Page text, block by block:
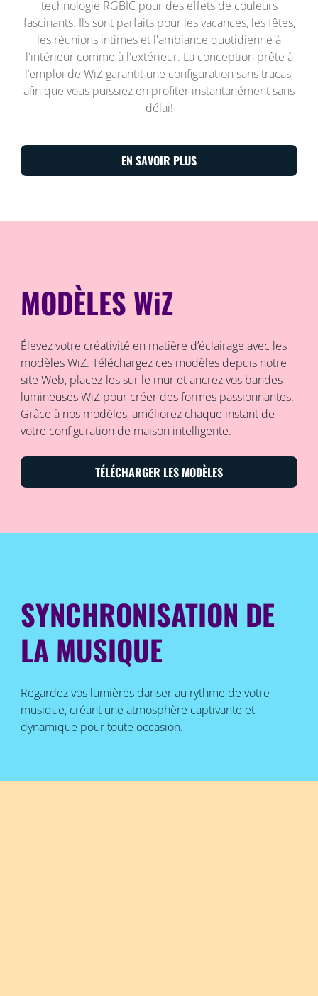
technologie RGBIC pour des effets de couleurs
fascinants. Ils sont parfaits pour les vacances, les fêtes,
les réunions intimes et l'ambiance quotidienne à
l'intérieur comme à l'extérieur. La conception prête à
l’emploi de WiZ garantit une configuration sans tracas,
afin que vous puissiez en profiter instantanément sans
délai!
EN SAVOIR PLUS
MODÈLES WiZ
Élevez votre créativité en matière d’éclairage avec les
modèles WiZ. Téléchargez ces modèles depuis notre
site Web, placez-les sur le mur et ancrez vos bandes
lumineuses WiZ pour créer des formes passionnantes.
Grâce à nos modèles, améliorez chaque instant de
votre configuration de maison intelligente.
TÉLÉCHARGER LES MODÈLES
SYNCHRONISATION DE
LA MUSIQUE
Regardez vos lumières danser au rythme de votre
musique, créant une atmosphère captivante et
dynamique pour toute occasion.